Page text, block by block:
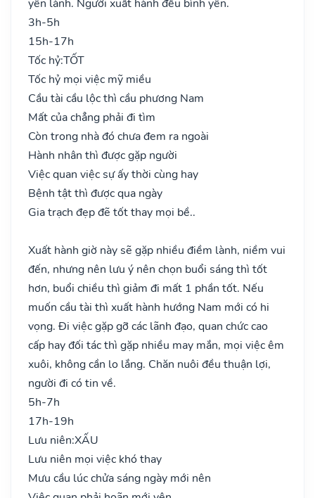
yên lành. Người xuất hành đều bình yên.
3h-5h
15h-17h
Tốc hỷ:TỐT
Tốc hỷ mọi việc mỹ miều
Cầu tài cầu lộc thì cầu phương Nam
Mất của chẳng phải đi tìm
Còn trong nhà đó chưa đem ra ngoài
Hành nhân thì được gặp người
Việc quan việc sự ấy thời cùng hay
Bệnh tật thì được qua ngày
Gia trạch đẹp đẽ tốt thay mọi bề..
Xuất hành giờ này sẽ gặp nhiều điềm lành, niềm vui
đến, nhưng nên lưu ý nên chọn buổi sáng thì tốt
hơn, buổi chiều thì giảm đi mất 1 phần tốt. Nếu
muốn cầu tài thì xuất hành hướng Nam mới có hi
vọng. Đi việc gặp gỡ các lãnh đạo, quan chức cao
cấp hay đối tác thì gặp nhiều may mắn, mọi việc êm
xuôi, không cần lo lắng. Chăn nuôi đều thuận lợi,
người đi có tin về.
5h-7h
17h-19h
Lưu niên:XẤU
Lưu niên mọi việc khó thay
Mưu cầu lúc chửa sáng ngày mới nên